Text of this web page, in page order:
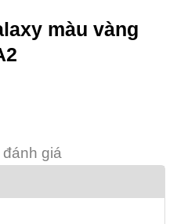
màu vàng
giá